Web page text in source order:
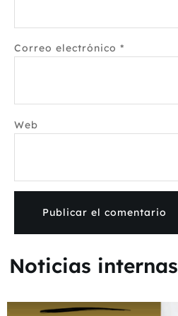
Correo electrónico *
Web
Noticias internas